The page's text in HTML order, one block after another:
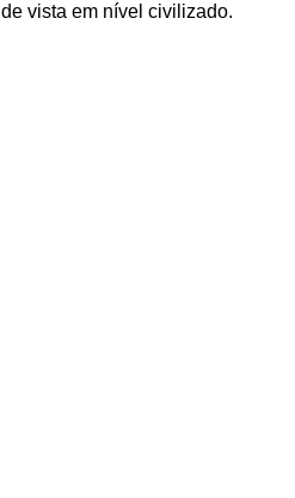
de vista em nível civilizado.